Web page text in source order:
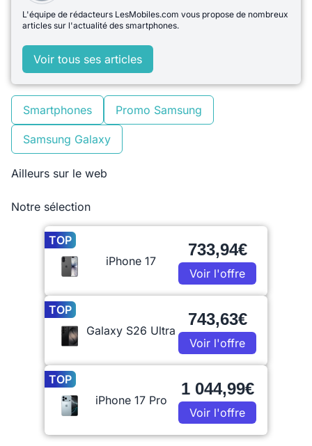
L'équipe de rédacteurs LesMobiles.com vous propose de nombreux
articles sur l'actualité des smartphones.
Voir tous ses articles
Smartphones Promo Samsung
Samsung Galaxy
Ailleurs sur le web
Notre sélection
TOP
iPhone 17
733,94€
Voir l'offre
TOP
Galaxy S26 Ultra
743,63€
Voir l'offre
TOP
iPhone 17 Pro
1 044,99€
Voir l'offre